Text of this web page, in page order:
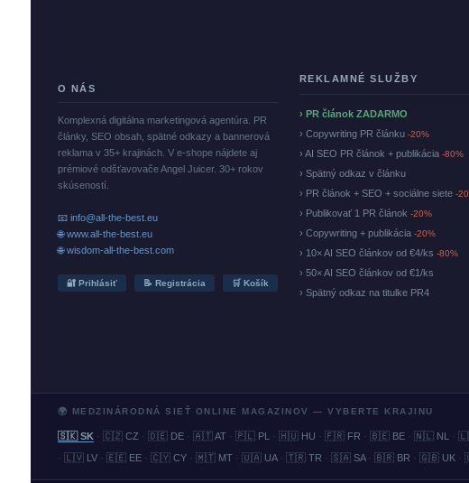
O NÁS
Komplexná digitálna marketingová agentúra. PR
články, SEO obsah, spätné odkazy a bannerová
reklama v 35+ krajinách. V e-shope nájdete aj
prémiové odšťavovače Angel Juicer. 30+ rokov
skúseností.
📧 info@all-the-best.eu
🌐 www.all-the-best.eu
🌐 wisdom-all-the-best.com
🔐 Prihlásiť 📝 Registrácia 🛒 Košík
REKLAMNÉ SLUŽBY
› PR článok ZADARMO
› Copywriting PR článku -20%
› AI SEO PR článok + publikácia -80%
› Spätný odkaz v článku
› PR článok + SEO + sociálne siete -
› Publikovať 1 PR článok -20%
› Copywriting + publikácia -20%
› 10× AI SEO článkov od €4/ks -80%
› 50× AI SEO článkov od €1/ks
› Spätný odkaz na titulke PR4
🌍 MEDZINÁRODNÁ SIEŤ ONLINE MAGAZINOV — VYBERTE KRAJINU
🇸🇰 SK · 🇨🇿 CZ · 🇩🇪 DE · 🇦🇹 AT · 🇵🇱 PL · 🇭🇺 HU · 🇫🇷 FR · 🇧🇪 BE · 🇳🇱 NL ·
· 🇱🇻 LV · 🇪🇪 EE · 🇨🇾 CY · 🇲🇹 MT · 🇺🇦 UA · 🇹🇷 TR · 🇸🇦 SA · 🇧🇷 BR · 🇬🇧 UK ·